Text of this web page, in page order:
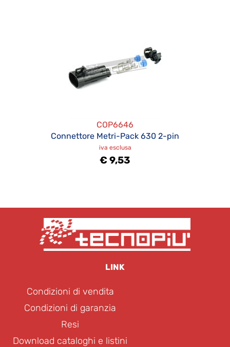
COP6646
Connettore Metri-Pack 630 2-pin
iva esclusa
€ 9,53
LINK
Condizioni di vendita
Condizioni di garanzia
Resi
Download cataloghi e listini